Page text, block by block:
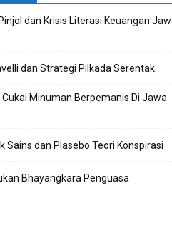
dan Krisis Literasi Keuangan
dan Strategi Pilkada Serentak
Cukai Minuman Berpemanis Di Jawa
Sains dan Plasebo Teori Konspirasi
Bhayangkara Penguasa